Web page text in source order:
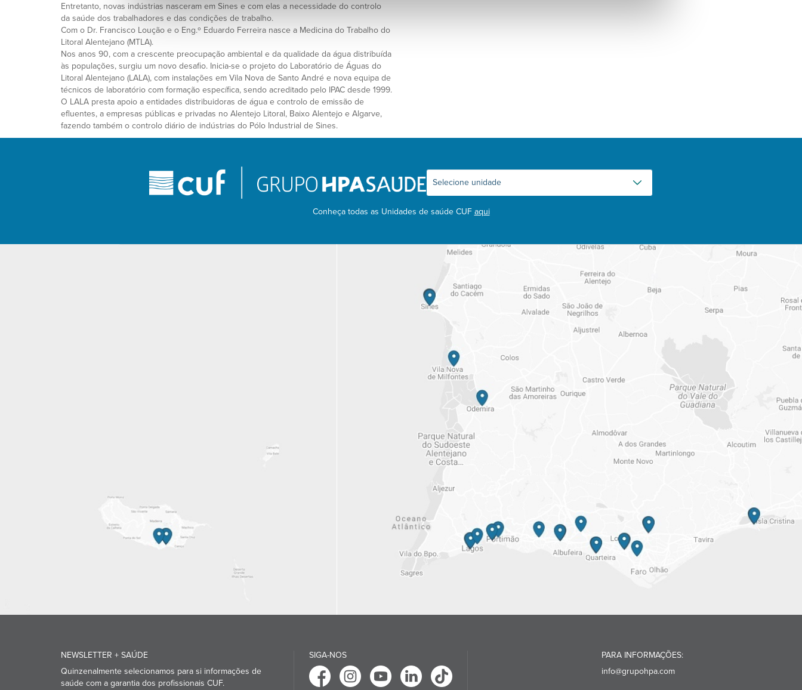
Entretanto, novas indústrias nasceram em Sines e com elas a necessidade do controlo
da saúde dos trabalhadores e das condições de trabalho.
Com o Dr. Francisco Loução e o Eng.º Eduardo Ferreira nasce a Medicina do Trabalho do
Litoral Alentejano (MTLA).
Nos anos 90, com a crescente preocupação ambiental e da qualidade da água distribuída
às populações, surgiu um novo desafio. Inicia-se o projeto do Laboratório de Águas do
Litoral Alentejano (LALA), com instalações em Vila Nova de Santo André e nova equipa de
técnicos de laboratório com formação específica, sendo acreditado pelo IPAC desde 1999.
O LALA presta apoio a entidades distribuidoras de água e controlo de emissão de
efluentes, a empresas públicas e privadas no Alentejo Litoral, Baixo Alentejo e Algarve,
fazendo também o controlo diário de indústrias do Pólo Industrial de Sines.
Conheça todas as Unidades de saúde CUF aqui
NEWSLETTER + SAÚDE
Quinzenalmente selecionamos para si informações de
saúde com a garantia dos profissionais CUF.
SIGA-NOS
PARA INFORMAÇÕES:
info@grupohpa.com